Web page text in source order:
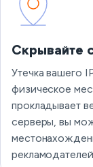
Скрывайте
Утечка вашего
физическое
прокладывает
серверы, вы